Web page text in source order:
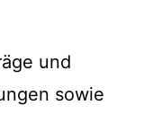
und
sowie